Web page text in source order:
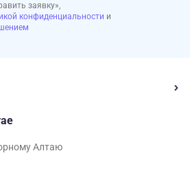
заявку»,
конфиденциальности и
Алтаю